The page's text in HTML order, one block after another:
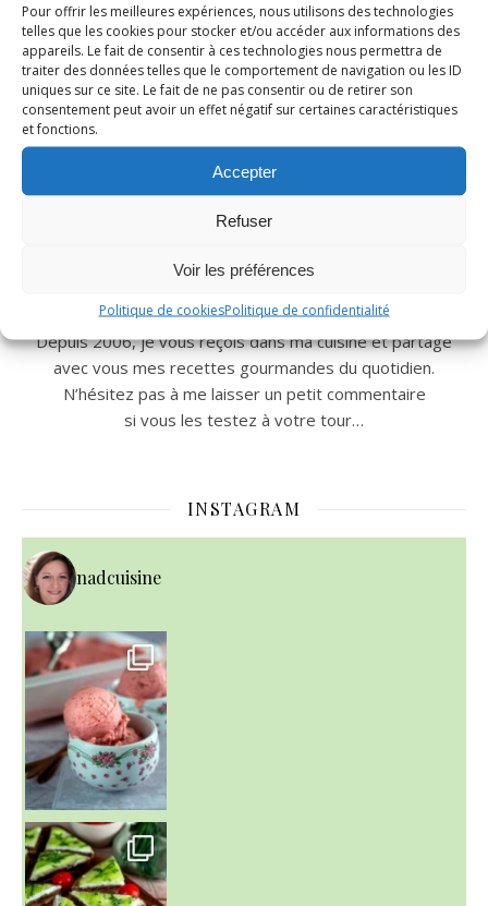
Pour offrir les meilleures expériences, nous utilisons des technologies
telles que les cookies pour stocker et/ou accéder aux informations des
appareils. Le fait de consentir à ces technologies nous permettra de
traiter des données telles que le comportement de navigation ou les ID
uniques sur ce site. Le fait de ne pas consentir ou de retirer son
consentement peut avoir un effet négatif sur certaines caractéristiques
et fonctions.
Accepter
Refuser
Voir les préférences
Politique de cookiesPolitique de confidentialité
Depuis 2006, je vous reçois dans ma cuisine et partage
avec vous mes recettes gourmandes du quotidien.
N’hésitez pas à me laisser un petit commentaire
si vous les testez à votre tour…
INSTAGRAM
nadcuisine
~ NICE CREAM À LA FRAISE ~
Presque un mois que